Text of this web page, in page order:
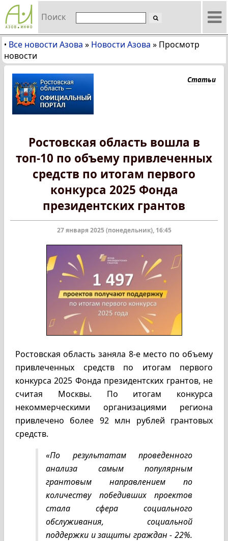
Поиск
• Все новости Азова » Новости Азова » Просмотр
новости
Статьи
Ростовская область вошла в
топ-10 по объему привлеченных
средств по итогам первого
конкурса 2025 Фонда
президентских грантов
27 января 2025 (понедельник), 16:45
Ростовская область заняла 8-е место по объему
привлеченных средств по итогам первого
конкурса 2025 Фонда президентских грантов, не
считая Москвы. По итогам конкурса
некоммерческими организациями региона
привлечено более 92 млн рублей грантовых
средств.
«По результатам проведенного
анализа самым популярным
грантовым направлением по
количеству победивших проектов
стала сфера социального
обслуживания, социальной
поддержки и защиты граждан - 22%.